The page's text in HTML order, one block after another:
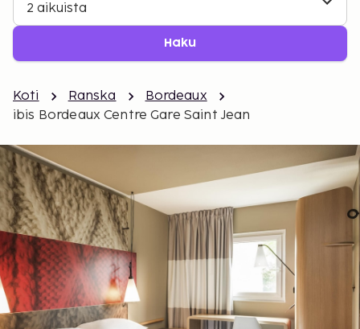
2 aikuista
Haku
Koti Ranska
Bordeaux
ibis Bordeaux Centre Gare Saint Jean